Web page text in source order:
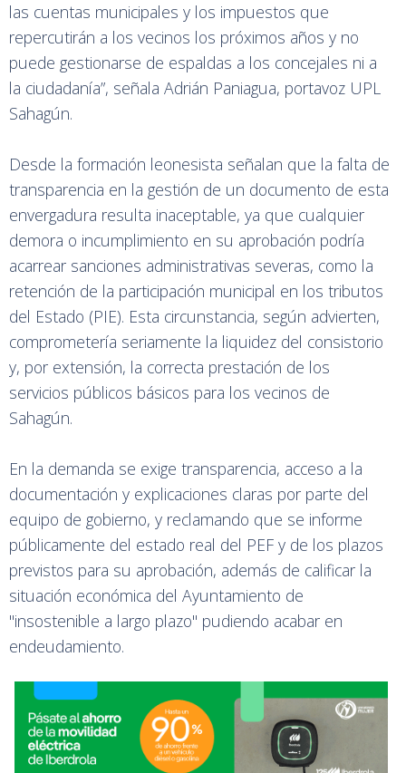
las cuentas municipales y los impuestos que
repercutirán a los vecinos los próximos años y no
puede gestionarse de espaldas a los concejales ni a
la ciudadanía”, señala Adrián Paniagua, portavoz UPL
Sahagún.
Desde la formación leonesista señalan que la falta de
transparencia en la gestión de un documento de esta
envergadura resulta inaceptable, ya que cualquier
demora o incumplimiento en su aprobación podría
acarrear sanciones administrativas severas, como la
retención de la participación municipal en los tributos
del Estado (PIE). Esta circunstancia, según advierten,
comprometería seriamente la liquidez del consistorio
y, por extensión, la correcta prestación de los
servicios públicos básicos para los vecinos de
Sahagún.
En la demanda se exige transparencia, acceso a la
documentación y explicaciones claras por parte del
equipo de gobierno, y reclamando que se informe
públicamente del estado real del PEF y de los plazos
previstos para su aprobación, además de calificar la
situación económica del Ayuntamiento de
"insostenible a largo plazo" pudiendo acabar en
endeudamiento.